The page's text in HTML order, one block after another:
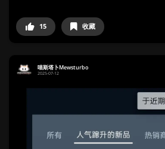
15 收藏
喵斯塔卜Mewsturbo
2025-07-12